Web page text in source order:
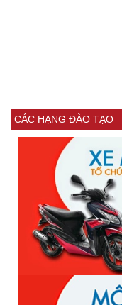
CÁC HẠNG ĐÀO TẠO